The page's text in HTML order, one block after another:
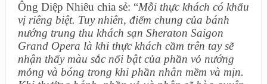
Ông Diệp Nhiêu chia sẻ: “Mỗi thực khách có khẩu
vị riêng biệt. Tuy nhiên, điểm chung của bánh
nướng trung thu khách sạn Sheraton Saigon
Grand Opera là khi thực khách cầm trên tay sẽ
nhận thấy màu sắc nổi bật của phần vỏ nướng
mỏng và bóng trong khi phần nhân mềm và mịn.